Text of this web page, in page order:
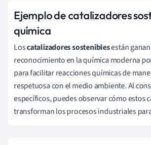
Ejemplo de catalizadores
química
Loscatalizadores sosteniblesestán
reconocimiento en la química moderna
para facilitar reacciones químicas de
respetuosa con el medio ambiente. Al
específicos, puedes observar cómo estos
transforman los procesos industriales